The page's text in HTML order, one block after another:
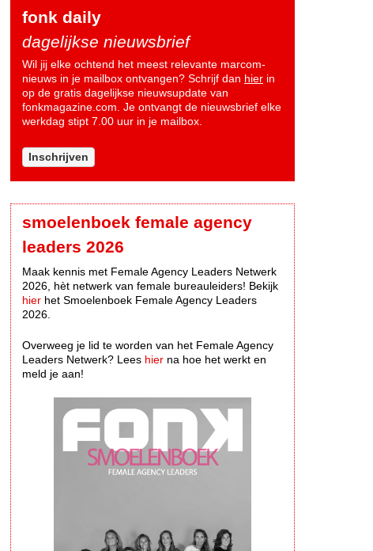
fonk daily
dagelijkse nieuwsbrief
Wil jij elke ochtend het meest relevante marcom-
nieuws in je mailbox ontvangen? Schrijf dan hier in
op de gratis dagelijkse nieuwsupdate van
fonkmagazine.com. Je ontvangt de nieuwsbrief elke
werkdag stipt 7.00 uur in je mailbox.
Inschrijven
smoelenboek female agency
leaders 2026
Maak kennis met Female Agency Leaders Netwerk
2026, hèt netwerk van female bureauleiders! Bekijk
hier het Smoelenboek Female Agency Leaders
2026.
Overweeg je lid te worden van het Female Agency
Leaders Netwerk? Lees hier na hoe het werkt en
meld je aan!